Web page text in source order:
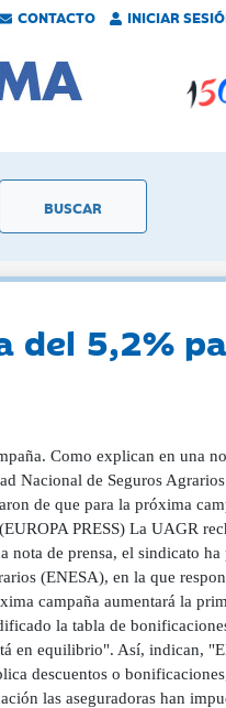
CONTACTO INICIAR
del 5,2%
Como explican en una
Nacional de Seguros
de que para la próxima
PRESS) La UAGR
nota de prensa, el sindicato ha
(ENESA), en la que
campaña aumentará la
la tabla de
en equilibrio". Así, indican,
descuentos o
las aseguradoras han